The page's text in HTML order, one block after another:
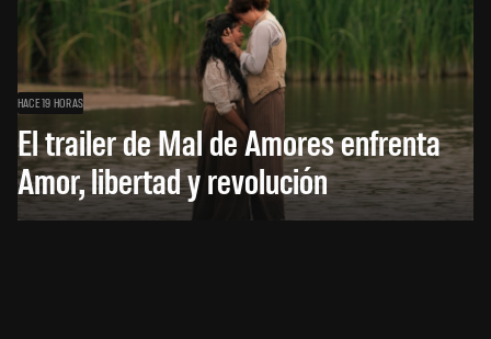
HACE 19 HORAS
El trailer de Mal de Amores enfrenta
Amor, libertad y revolución